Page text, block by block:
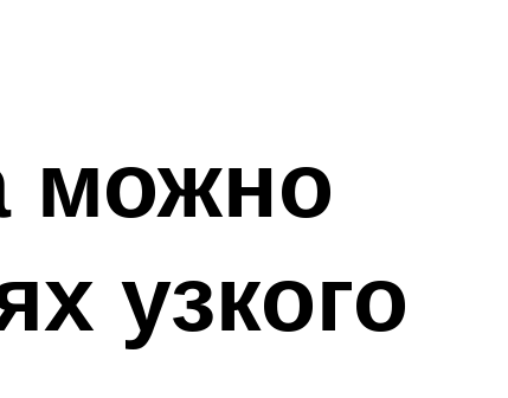
можно
узкого